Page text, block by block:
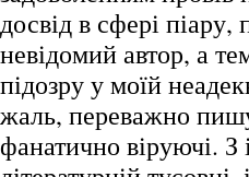
досвід в сфері піару,
невідомий автор, а
підозру у моїй
жаль, переважно
фанатично віруючі.